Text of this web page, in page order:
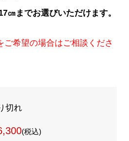
㎝までお選びいただけます。
希望の場合はご相談くださ
切れ
(税込)